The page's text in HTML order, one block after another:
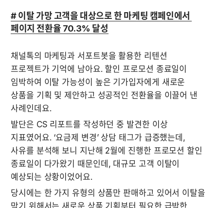
# 이탈 가망 고객을 대상으로 한 마케팅 캠페인에서
페이지 전환율 70.3% 달성
채널톡의 마케팅과 서포트봇을 활용한 리텐션
프로젝트가 기억에 남아요. 할인 프로모션 종료일이
임박하여 이탈 가능성이 높은 기가입자에게 새로운
상품을 기획 및 제안하고 성공적인 전환율을 이끌어 낸
사례인데요.
발단은 CS 리포트를 작성하던 중 발견한 이상
지표였어요. ‘요금제 변경’ 상담 태그가 급증했는데,
사유를 분석해 보니 지난해 2월에 진행한 프로모션 할인
종료일이 다가왔기 때문인데, 대규모 고객 이탈이
예상되는 상황이었어요.
당시에는 한 가지 유형의 상품만 판매하고 있어서 이탈을